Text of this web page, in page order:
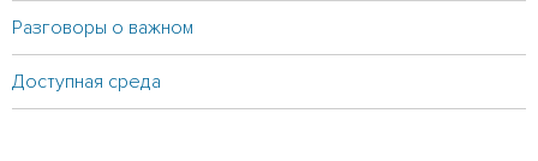
Разговоры о важном
Доступная среда